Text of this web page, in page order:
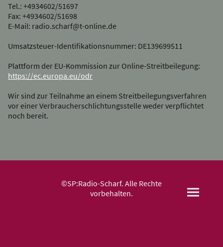
Tel.: +4934602/51697
Fax: +4934602/51698
E-Mail: radio.scharf@t-online.de
Umsatzsteuer-Identifikationsnummer: DE139699511
Plattform der EU-Kommission zur Online-Streitbeilegung:
https://ec.europa.eu/odr
Wir sind zur Teilnahme an einem Streitbeilegungsverfahren
vor einer Verbraucherschlichtungsstelle weder verpflichtet
noch bereit.
©SP:Radio-Scharf. Alle Rechte
vorbehalten.